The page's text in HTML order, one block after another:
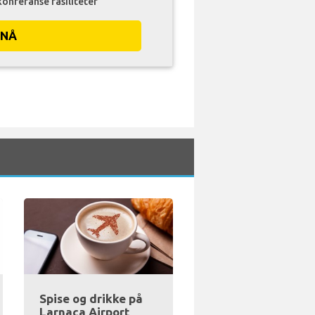
Spise og drikke på
Larnaca Airport